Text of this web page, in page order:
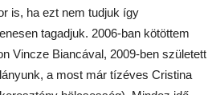
is, ha ezt nem tudjuk így
tagadjuk. 2006-ban kötöttem
Vincze Biancával, 2009-ben született
a most már tízéves Cristina